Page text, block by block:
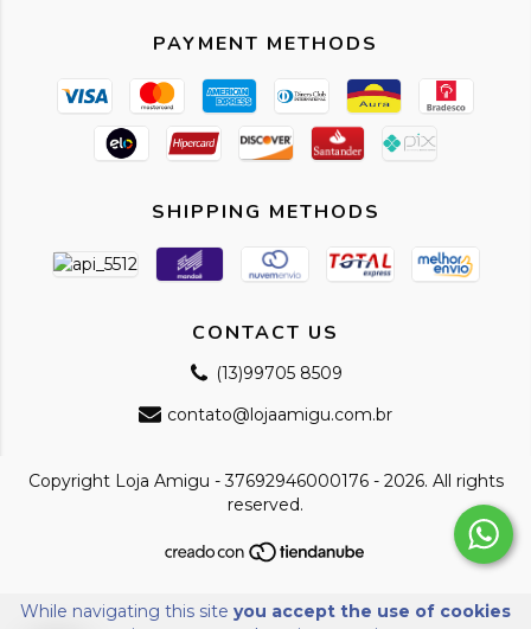
While navigating this site you accept the use of cookies
PAYMENT METHODS
SHIPPING METHODS
CONTACT US
(13)99705 8509
contato@lojaamigu.com.br
Copyright Loja Amigu - 37692946000176 - 2026. All rights
reserved.